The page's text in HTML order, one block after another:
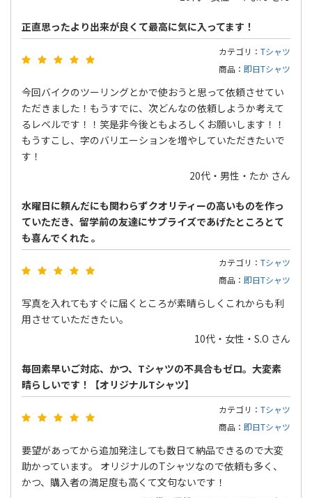
正直思ったより出来が良くて最高に気に入ってます！
カテゴリ： Tシャツ
商品： 即日Tシャツ
今回バイクのツーリングとかで使おうと思って依頼させてい
ただきました！もうすでに、次どんなの依頼しようか考えて
るレベルです！！笑是非今後ともよろしくお願いします！！
もうすこし、字のバリエーションを増やしていただきたいで
す！
20代・男性・たか さん
水曜日に頼んだにも関わらずクオリティーの高いものを作っ
ていただき、留学前の友達にサプライズであげたところとて
も喜んでくれた 。
カテゴリ： Tシャツ
商品： 即日Tシャツ
写真を入れてもすぐに届くところが素晴らしくこれからも利
用させていただきたい。
10代・女性・S.O さん
毎回素早いご対応、かつ、Tシャツの不具合もゼロ。大変素
晴らしいです！【オリジナルTシャツ】
カテゴリ： Tシャツ
商品： 即日Tシャツ
要望があってから追加発注しても数日て納品できるので大変
助かっています。 オリジナルのTシャツなので依頼も多く、
かつ、購入者の満足度も高くて文句ないです！